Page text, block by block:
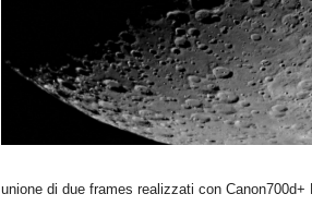
unione di due frames realizzati con